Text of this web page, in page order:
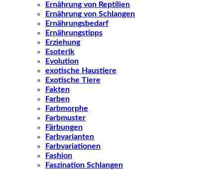
Ernährung von Reptilien
Ernährung von Schlangen
Ernährungsbedarf
Ernährungstipps
Erziehung
Esoterik
Evolution
exotische Haustiere
Exotische Tiere
Fakten
Farben
Farbmorphe
Farbmuster
Färbungen
Farbvarianten
Farbvariationen
Fashion
Faszination Schlangen